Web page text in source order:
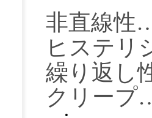
非直線性
ヒステリ
繰り返し
クリープ